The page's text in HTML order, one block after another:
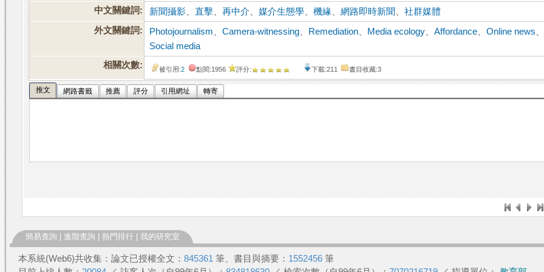
中文關鍵詞:
新聞攝影 、直擊 、再中介 、媒介生態學 、機緣 、網路即時新聞 、社群媒體
外文關鍵詞:
Photojournalism 、Camera-witnessing Remediation Media ecology 、Affordance 、Online news
Social media
相關次數:
被引用:2 點閱:1956 評分: 下載:211 書目收藏:3
推文 網路書籤 推薦 評分 引用網址 轉寄
簡易查詢 進階查詢 熱門排行 我的研究室
本系統(Web6)共收集：論文已授權全文： 845361 筆、書目與摘要： 1552456 筆